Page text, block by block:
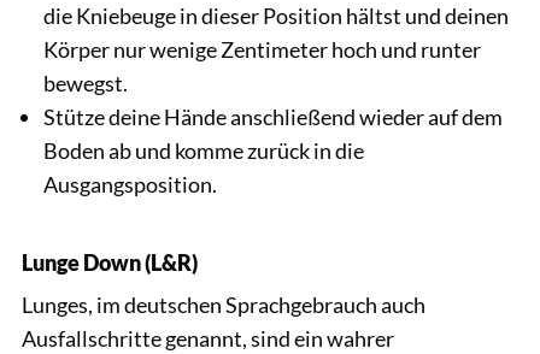
die Kniebeuge in dieser Position hältst und deinen
Körper nur wenige Zentimeter hoch und runter
bewegst.
Stütze deine Hände anschließend wieder auf dem
Boden ab und komme zurück in die
Ausgangsposition.
Lunge Down (L&R)
Lunges, im deutschen Sprachgebrauch auch
Ausfallschritte genannt, sind ein wahrer